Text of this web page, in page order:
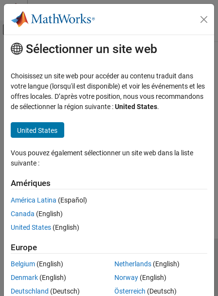
Passer au contenu
Activer/désactiver l'affichage du menu
Accueil de la documentation
Contenu principal
How useful was this information?
Sélectionner un site web
Choisissez un site web pour accéder au contenu traduit dans
votre langue (lorsqu'il est disponible) et voir les événements et les
offres locales. D’après votre position, nous vous recommandons
de sélectionner la région suivante :United States.
United States
Vous pouvez également sélectionner un site web dans la liste
suivante :
Amériques
América Latina (Español)
Canada (English)
United States (English)
Europe
Belgium (English)
Denmark (English)
Deutschland (Deutsch)
Netherlands(English)
Norway(English)
Österreich (Deutsch)
Lutte anti-piratage
Contacts locaux
© 1994-2026 The MathWorks, Inc.